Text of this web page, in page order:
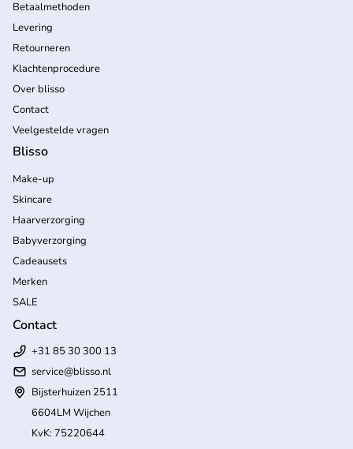
Betaalmethoden
Levering
Retourneren
Klachtenprocedure
Over blisso
Contact
Veelgestelde vragen
Blisso
Make-up
Skincare
Haarverzorging
Babyverzorging
Cadeausets
Merken
SALE
Contact
+31 85 30 300 13
service@blisso.nl
Bijsterhuizen 2511
6604LM Wijchen
KvK: 75220644